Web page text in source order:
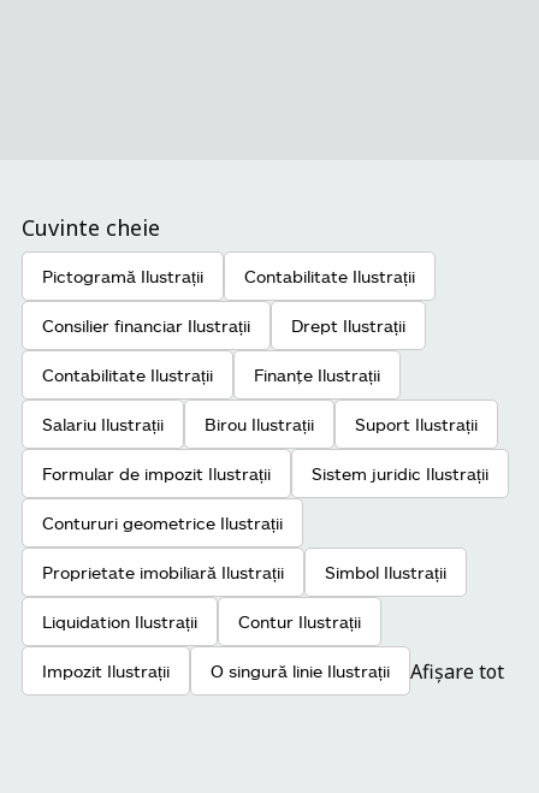
Cuvinte cheie
Pictogramă Ilustrații Contabilitate Ilustrații
Consilier financiar Ilustrații Drept Ilustrații
Contabilitate Ilustrații Finanţe Ilustrații
Salariu Ilustrații Birou Ilustrații Suport Ilustrații
Formular de impozit Ilustrații Sistem juridic Ilustrații
Contururi geometrice Ilustrații
Proprietate imobiliară Ilustrații Simbol Ilustrații
Liquidation Ilustrații Contur Ilustrații
Impozit Ilustrații O singură linie Ilustrații Afișare tot